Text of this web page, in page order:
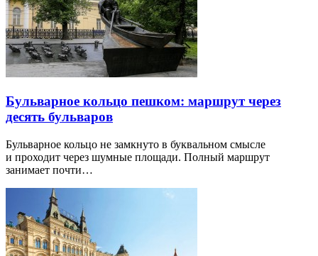
Бульварное кольцо пешком: маршрут через
десять бульваров
Бульварное кольцо не замкнуто в буквальном смысле
и проходит через шумные площади. Полный маршрут
занимает почти…